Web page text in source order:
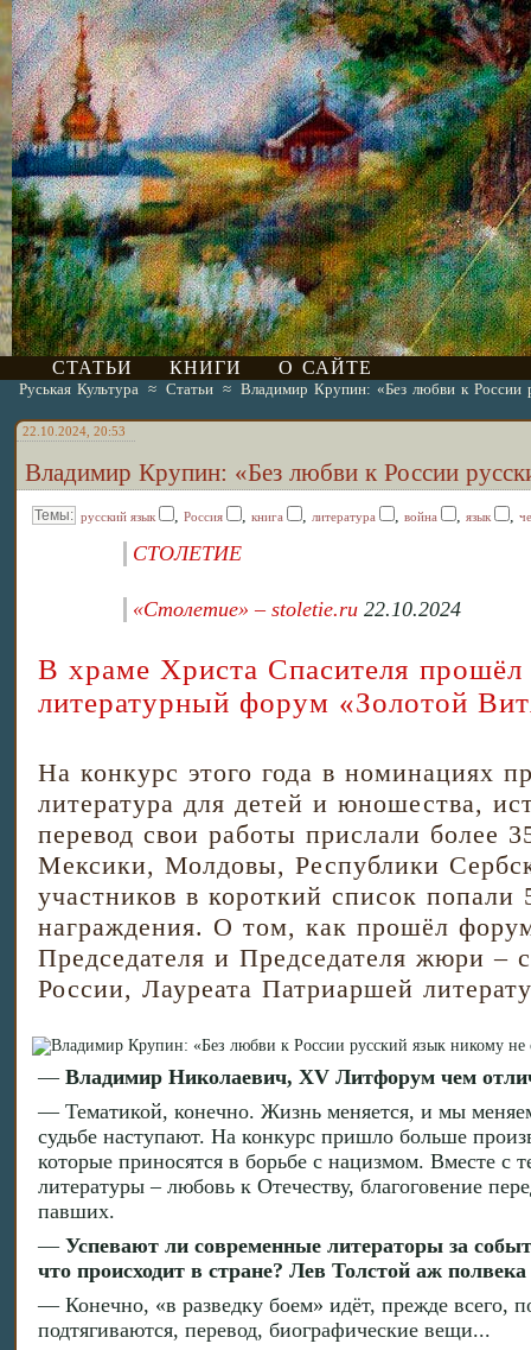
СТАТЬИ КНИГИ О САЙТЕ
Руськая Культура ≈ Статьи ≈ Владимир Крупин: «Без любви к России
22.10.2024, 20:53
Владимир Крупин: «Без любви к России
русский язык , Россия , книга , литература , война , язык ,
СТОЛЕТИЕ
«Столетие» – stoletie.ru 22.10.2024
В храме Христа Спасителя
литературный форум «Золотой
На конкурс этого года в номинациях
литература для детей и юношества,
перевод свои работы прислали более
Мексики, Молдовы, Республики
участников в короткий список
награждения. О том, как прошёл
Председателя и Председателя жюри –
России, Лауреата Патриаршей
— Владимир Николаевич, XV Литфорум чем
— Тематикой, конечно. Жизнь меняется, и мы
судьбе наступают. На конкурс пришло больше
которые приносятся в борьбе с нацизмом. Вместе с
литературы – любовь к Отечеству, благоговение
павших.
— Успевают ли современные литераторы за
что происходит в стране? Лев Толстой аж
— Конечно, «в разведку боем» идёт, прежде всего,
подтягиваются, перевод, биографические вещи...